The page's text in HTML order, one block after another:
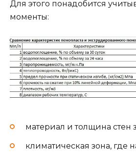
Для этого понадобится
моменты:
материал и толщина стен
климатическая зона, где